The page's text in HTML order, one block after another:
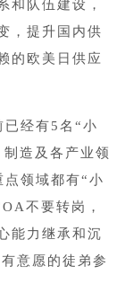
和队伍建设，
，提升国内供
的欧美日供应
经有5名“小
造及各产业领
领域都有“小
不要转岗，
能力继承和沉
意愿的徒弟参